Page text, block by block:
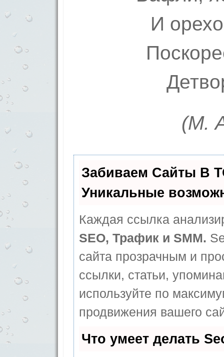
И
(М.
Забиваем Сайты В
Уникальные
Каждая ссылка
SEO, Трафик и SMM.
сайта прозрачным и
ссылки, статьи,
используйте по
продвижения вашего
Что умеет делать